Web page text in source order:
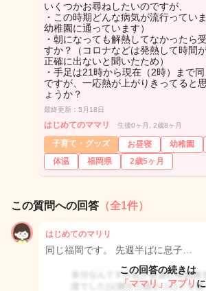
いくつかお尋ねしたいのですが、
・この時期どんな病気が流行ってい
幼稚園に通っています）
・朝になっても解熱してなかったら
すか？（コロナなどは発熱して時間
正確に出ないと聞いたため）
・手足は21時から現在（2時）まで
ですが、一応熱が上がりきってると
ょうか？
最終更新：5月18日
はじめてのママリ 生後0ヶ月, 2歳8ヶ月
子育て・グッズ お昼寝 幼稚園
体温
福岡県 2歳5ヶ月
この質問への回答 （全1件）
はじめてのマリリ
同じ福岡です。 先週半ばに息子…
この回答の続きは
「ママリ」アプリ